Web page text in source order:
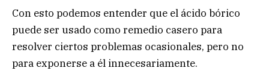
Con esto podemos entender que el ácido bórico
puede ser usado como remedio casero para
resolver ciertos problemas ocasionales, pero no
para exponerse a él innecesariamente.